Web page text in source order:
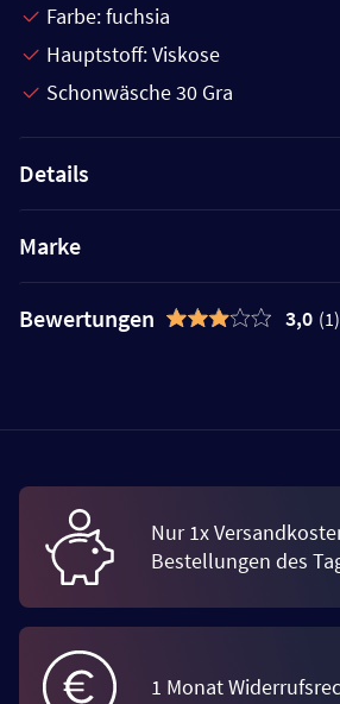
Farbe: fuchsia
Hauptstoff: Viskose
Schonwäsche 30 Gra
Details
Marke
Bewertungen 3,0 (1)
Nur 1x
Bestellungen des
1 Monat